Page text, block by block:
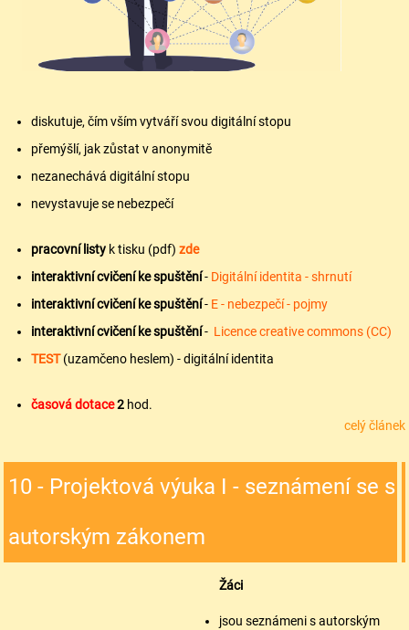
diskutuje, čím vším vytváří svou digitální stopu
přemýšlí, jak zůstat v anonymitě
nezanechává digitální stopu
nevystavuje se nebezpečí
pracovní listy k tisku (pdf) zde
interaktivní cvičení ke spuštění- Digitální identita - shrnutí
interaktivní cvičení ke spuštění- E - nebezpečí - pojmy
interaktivní cvičení ke spuštění- Licence creative commons (CC)
TEST(uzamčeno heslem) - digitální identita
časová dotace2 hod.
celý článek
10 - Projektová výuka I - seznámení se s
autorským zákonem
Žáci
jsou seznámeni s autorským